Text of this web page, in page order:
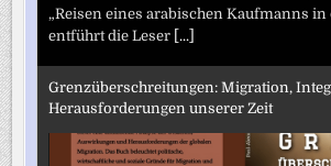
„Reisen eines arabischen Kaufmanns in
entführt die Leser [...]
Grenzüberschreitungen: Migration,
Herausforderungen unserer Zeit